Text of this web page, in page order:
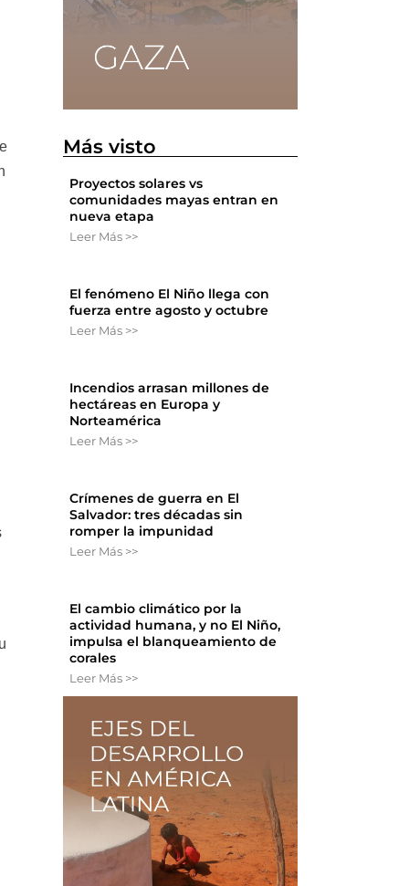
Más visto
Proyectos solares vs
comunidades mayas entran en
nueva etapa
Leer Más >>
El fenómeno El Niño llega con
fuerza entre agosto y octubre
Leer Más >>
Incendios arrasan millones de
hectáreas en Europa y
Norteamérica
Leer Más >>
Crímenes de guerra en El
Salvador: tres décadas sin
romper la impunidad
Leer Más >>
El cambio climático por la
actividad humana, y no El Niño,
impulsa el blanqueamiento de
corales
Leer Más >>